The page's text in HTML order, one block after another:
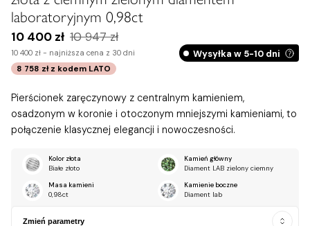
laboratoryjnym 0,98ct
10 400 zł 10 947 zł
10 400 zł - najniższa cena z 30 dni
8 758 zł z kodem LATO
Wysyłka w 5-10 dni
Pierścionek zaręczynowy z centralnym kamieniem,
osadzonym w koronie i otoczonym mniejszymi kamieniami, to
połączenie klasycznej elegancji i nowoczesności.
Kolor złota
Białe złoto
Kamień główny
Diament LAB zielony ciemny
Masa kamieni
0,98ct
Kamienie boczne
Diament lab
Zmień parametry